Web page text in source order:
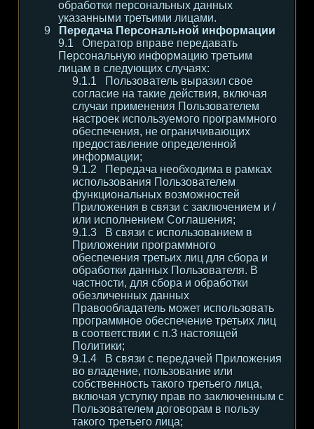
обработки персональных данных
указанными третьими лицами.
Передача Персональной информации
Оператор вправе передавать
Персональную информацию третьим
лицам в следующих случаях:
Пользователь выразил свое
согласие на такие действия, включая
случаи применения Пользователем
настроек используемого программного
обеспечения, не ограничивающих
предоставление определенной
информации;
Передача необходима в рамках
использования Пользователем
функциональных возможностей
Приложения в связи с заключением и /
или исполнением Соглашения;
В связи с использованием в
Приложении программного
обеспечения третьих лиц для сбора и
обработки данных Пользователя. В
частности, для сбора и обработки
обезличенных данных
Правообладатель может использовать
программное обеспечение третьих лиц
в соответствии с п.3 настоящей
Политики;
В связи с передачей Приложения
во владение, пользование или
собственность такого третьего лица,
включая уступку прав по заключенным с
Пользователем договорам в пользу
такого третьего лица;